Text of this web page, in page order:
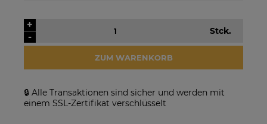
VERFÜGBARKEIT DER
ARTIKEL MELDEN
VERFÜGBARKEIT DER
ARTIKEL MELDEN
-
+
Stck.
ZUM WARENKORB
🔒 Alle Transaktionen sind sicher und werden mit
einem SSL-Zertifikat verschlüsselt